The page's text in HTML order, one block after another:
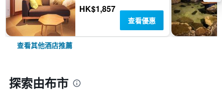
HK$1,857
查看優惠
查看其他酒店推薦
探索由布市